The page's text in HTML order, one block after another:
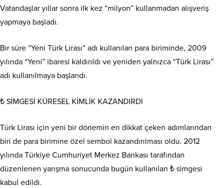
Vatandaşlar yıllar sonra ilk kez “milyon” kullanmadan alışveriş
yapmaya başladı.
Bir süre “Yeni Türk Lirası” adı kullanılan para biriminde, 2009
yılında “Yeni” ibaresi kaldırıldı ve yeniden yalnızca “Türk Lirası”
adı kullanılmaya başlandı.
₺ SİMGESİ KÜRESEL KİMLİK KAZANDIRDI
Türk Lirası için yeni bir dönemin en dikkat çeken adımlarından
biri de para birimine özel sembol kazandırılması oldu. 2012
yılında Türkiye Cumhuriyet Merkez Bankası tarafından
düzenlenen yarışma sonucunda bugün kullanılan ₺ simgesi
kabul edildi.